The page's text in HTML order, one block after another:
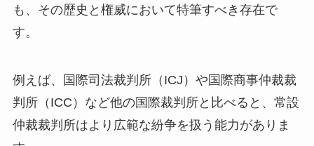
も、その歴史と権威において特筆すべき存在で
す。
例えば、国際司法裁判所（ICJ）や国際商事仲裁裁
判所（ICC）など他の国際裁判所と比べると、常設
仲裁裁判所はより広範な紛争を扱う能力がありま